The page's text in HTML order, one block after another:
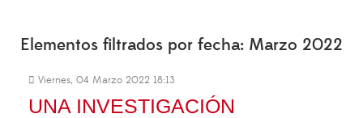
Elementos filtrados por fecha: Marzo 2022
Viernes, 04 Marzo 2022 18:13
UNA INVESTIGACIÓN